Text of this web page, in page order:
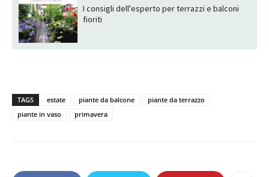
I consigli dell'esperto per terrazzi e balconi
fioriti
TAGS estate piante da balcone
piante da terrazzo
piante in vaso
primavera